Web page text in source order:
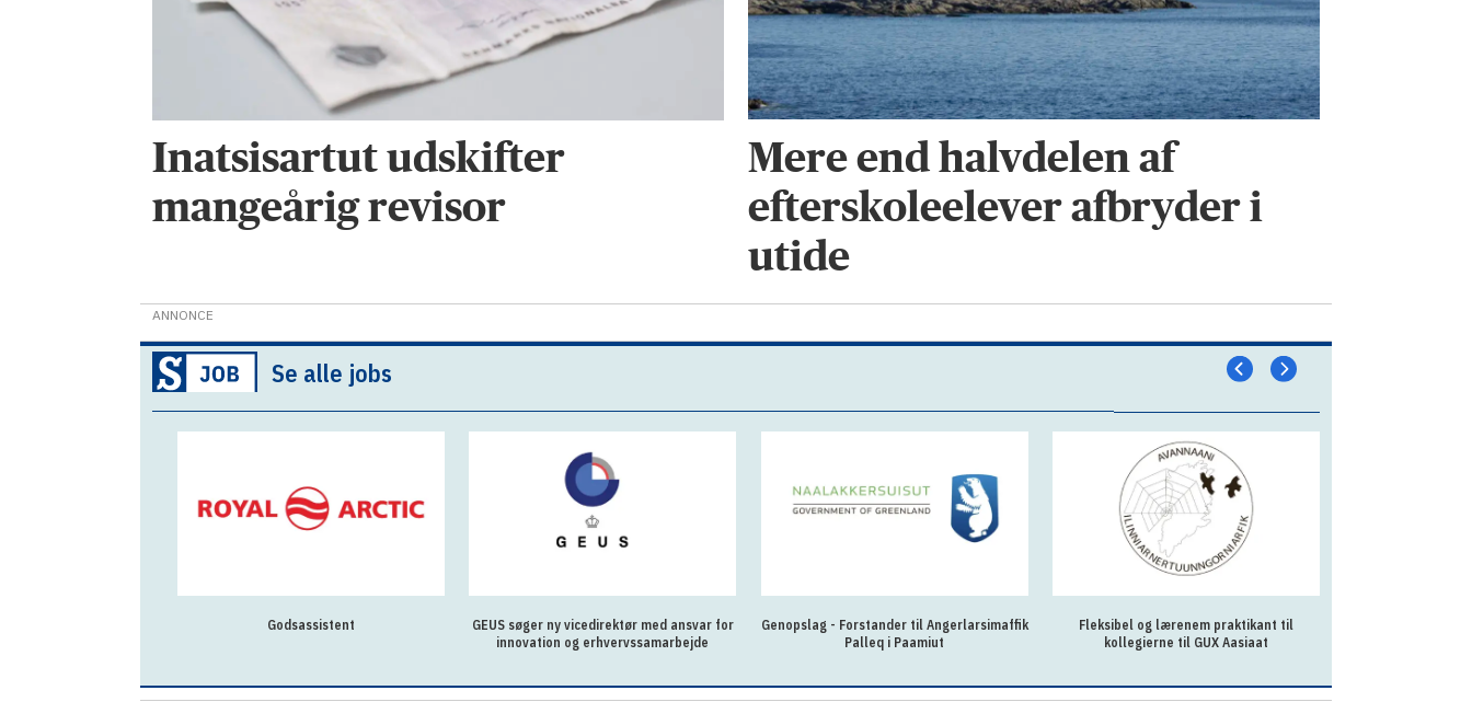
Inatsisartut udskifter
mangeårig revisor
Mere end halvdelen af
efterskoleelever afbryder i
utide
ANNONCE
Se alle jobs
Godsassistent
GEUS søger ny vicedirektør med ansvar for
innovation og erhvervssamarbejde
Genopslag - Forstander til Angerlarsimaffik
Palleq i Paamiut
Fleksibel og lærenem praktikant til
kollegierne til GUX Aasiaat